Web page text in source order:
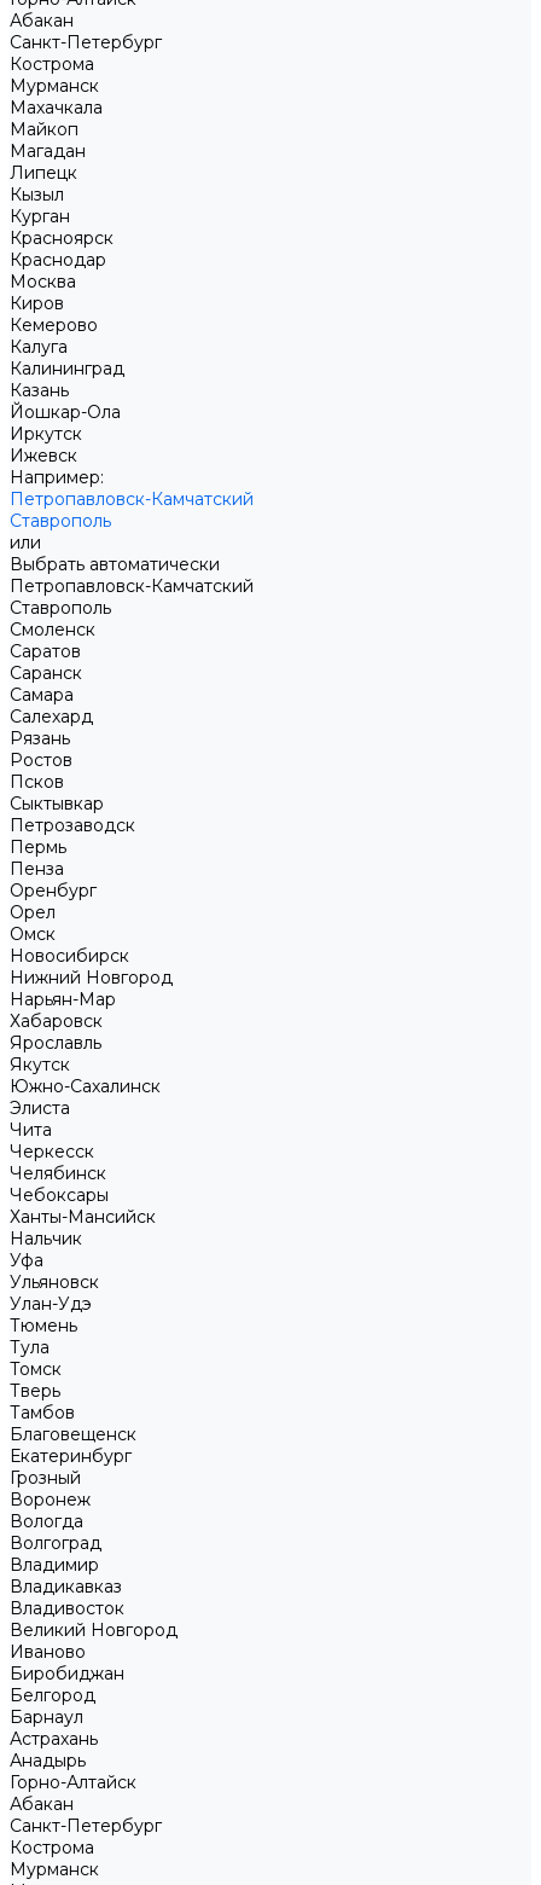
Абакан
Санкт-Петербург
Кострома
Мурманск
Махачкала
Майкоп
Магадан
Липецк
Кызыл
Курган
Красноярск
Краснодар
Москва
Киров
Кемерово
Калуга
Калининград
Казань
Йошкар-Ола
Иркутск
Ижевск
Например:
Петропавловск-Камчатский
Ставрополь
или
Выбрать автоматически
Петропавловск-Камчатский
Ставрополь
Смоленск
Саратов
Саранск
Самара
Салехард
Рязань
Ростов
Псков
Сыктывкар
Петрозаводск
Пермь
Пенза
Оренбург
Орел
Омск
Новосибирск
Нижний Новгород
Нарьян-Мар
Хабаровск
Ярославль
Якутск
Южно-Сахалинск
Элиста
Чита
Черкесск
Челябинск
Чебоксары
Ханты-Мансийск
Нальчик
Уфа
Ульяновск
Улан-Удэ
Тюмень
Тула
Томск
Тверь
Тамбов
Благовещенск
Екатеринбург
Грозный
Воронеж
Вологда
Волгоград
Владимир
Владикавказ
Владивосток
Великий Новгород
Иваново
Биробиджан
Белгород
Барнаул
Астрахань
Анадырь
Горно-Алтайск
Абакан
Санкт-Петербург
Кострома
Мурманск